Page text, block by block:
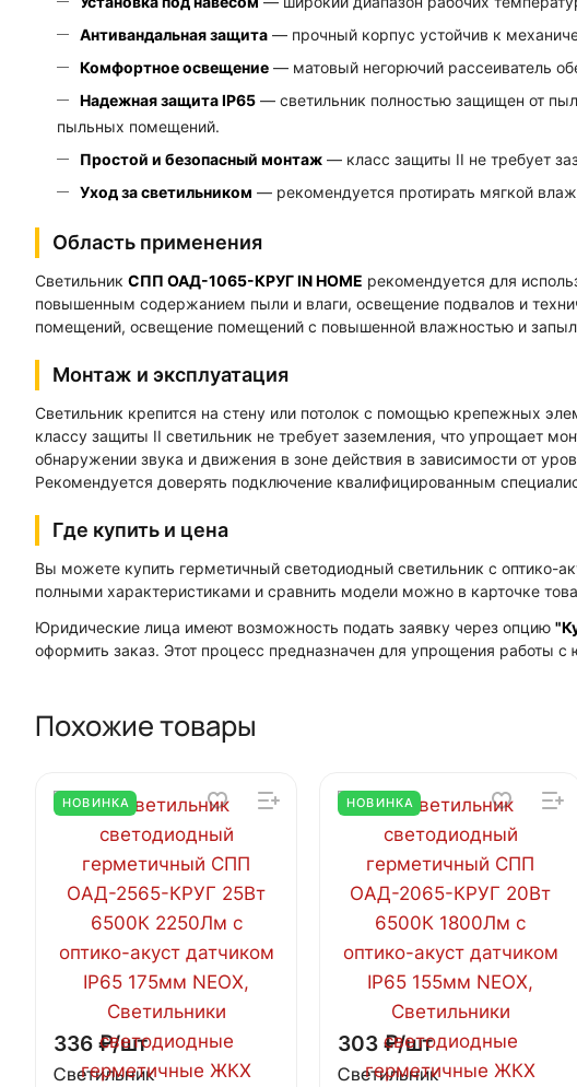
Антивандальная защита — прочный корпус устойчив к
Комфортное освещение — матовый негорючий рассеиватель
Надежная защита IP65 — светильник полностью защищен от
пыльных помещений.
Простой и безопасный монтаж — класс защиты II не требует
Уход за светильником — рекомендуется протирать мягкой
Область применения
Светильник СПП ОАД-1065-КРУГ IN HOME рекомендуется для
повышенным содержанием пыли и влаги, освещение подвалов и
помещений, освещение помещений с повышенной влажностью и
Монтаж и эксплуатация
Светильник крепится на стену или потолок с помощью крепежных
классу защиты II светильник не требует заземления, что упрощает
обнаружении звука и движения в зоне действия в зависимости от
Рекомендуется доверять подключение квалифицированным
Где купить и цена
Вы можете купить герметичный светодиодный светильник с оптико-
полными характеристиками и сравнить модели можно в карточке
Юридические лица имеют возможность подать заявку через опцию
оформить заказ. Этот процесс предназначен для упрощения работы
Похожие товары
НОВИНКА
336 ₽/шт
Светильник
НОВИНКА
303 ₽/шт
Светильник